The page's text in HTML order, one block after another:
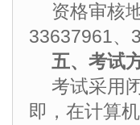
资格审核
33637961、
五、考试
考试采用
即，在计算